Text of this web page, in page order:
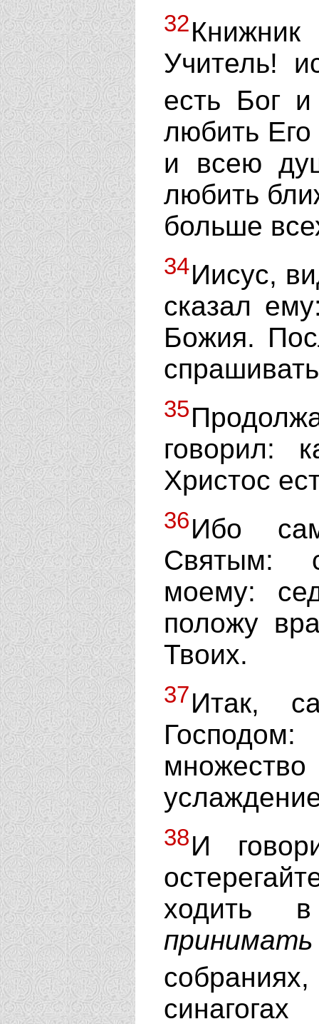
32
Учитель!
есть Бог
любить
и всею
любить
больше
34Иисус,
сказал
Божия.
35
говорил:
Христос
36Ибо
Святым:
моему:
положу
Твоих.
37Итак,
38И
ходить
принимать